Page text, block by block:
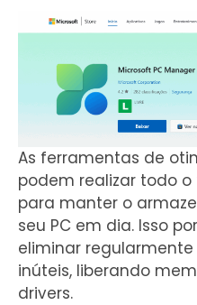
As ferramentas de
podem realizar todo
para manter o
seu PC em dia. Isso
eliminar
inúteis, liberando
drivers.